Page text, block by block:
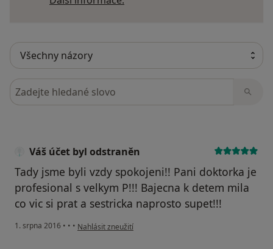
Hledejte v názorech
Váš účet byl odstraněn
Tady jsme byli vzdy spokojeni!! Pani doktorka je
profesional s velkym P!!! Bajecna k detem mila
co vic si prat a sestricka naprosto supet!!!
1. srpna 2016 • • • podle názoru uživatele Váš účet byl odstraněn
Nahlásit zneužití